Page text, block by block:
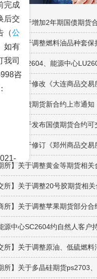
所】关于增加2年期国债期货
期所】关于调整燃料油品种套
期所FU2604、能源中心
所】关于修改《大连商品交
所】国债期货新合约上市通知
金所】关于发布国债期货合约
所】关于修订《郑州商品交
所】关于调整黄金等期货相
所】关于调整20号胶期货相
所】关于调整苹果期货部分
源中心SC2604约自然人客户
所】关于调整原油、低硫燃
所】关于多晶硅期货ps2703
完成
后交
（公
如有
我司
咨